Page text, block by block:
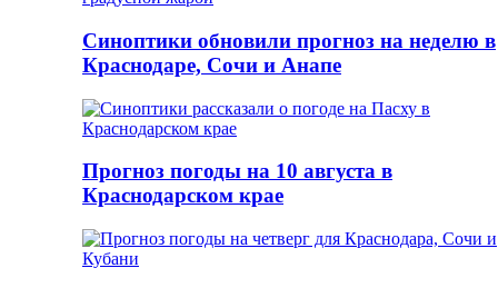
Синоптики обновили прогноз на неделю в
Краснодаре, Сочи и Анапе
Прогноз погоды на 10 августа в
Краснодарском крае